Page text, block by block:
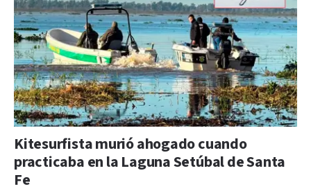
Kitesurfista murió ahogado cuando
practicaba en la Laguna Setúbal de Santa
Fe